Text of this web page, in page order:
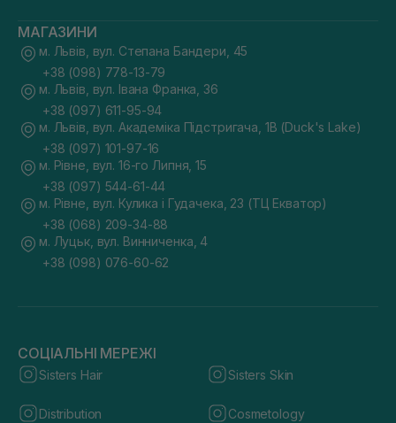
МАГАЗИНИ
м. Львів, вул. Степана Бандери, 45
+38 (098) 778-13-79
м. Львів, вул. Івана Франка, 36
+38 (097) 611-95-94
м. Львів, вул. Академіка Підстригача, 1В (Duck's Lake)
+38 (097) 101-97-16
м. Рівне, вул. 16-го Липня, 15
+38 (097) 544-61-44
м. Рівне, вул. Кулика і Гудачека, 23 (ТЦ Екватор)
+38 (068) 209-34-88
м. Луцьк, вул. Винниченка, 4
+38 (098) 076-60-62
СОЦІАЛЬНІ МЕРЕЖІ
Sisters Hair Sisters Skin
Distribution Cosmetology